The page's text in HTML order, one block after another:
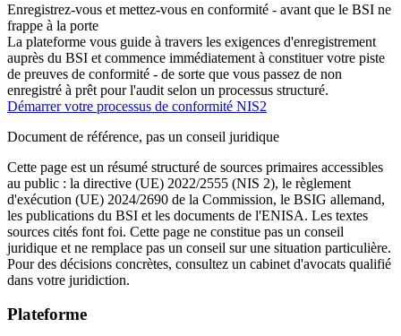
Enregistrez-vous et mettez-vous en conformité - avant que le BSI ne
frappe à la porte
La plateforme vous guide à travers les exigences d'enregistrement
auprès du BSI et commence immédiatement à constituer votre piste
de preuves de conformité - de sorte que vous passez de non
enregistré à prêt pour l'audit selon un processus structuré.
Démarrer votre processus de conformité NIS2
Document de référence, pas un conseil juridique
Cette page est un résumé structuré de sources primaires accessibles
au public : la directive (UE) 2022/2555 (NIS 2), le règlement
d'exécution (UE) 2024/2690 de la Commission, le BSIG allemand,
les publications du BSI et les documents de l'ENISA. Les textes
sources cités font foi. Cette page ne constitue pas un conseil
juridique et ne remplace pas un conseil sur une situation particulière.
Pour des décisions concrètes, consultez un cabinet d'avocats qualifié
dans votre juridiction.
Plateforme